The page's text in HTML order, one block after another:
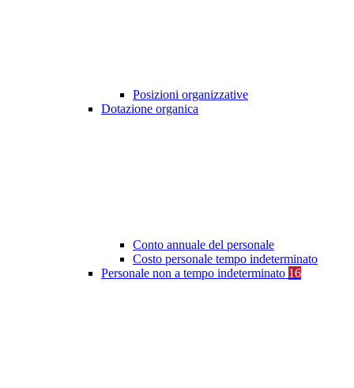
Posizioni organizzative
Dotazione organica
Conto annuale del personale
Costo personale tempo indeterminato
Personale non a tempo indeterminato 16